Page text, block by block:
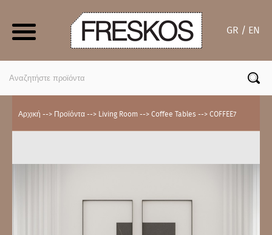
GR / EN
Αρχική --> Προϊόντα --> Living Room --> Coffee Tables --> COFFEE7